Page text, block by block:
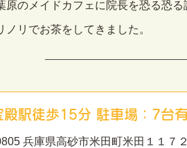
原のメイドカフェに院長を恐る恐
ノリでお茶をしてきました。
駅徒歩15分 駐車場：7台
兵庫県高砂市米田町米田１１７